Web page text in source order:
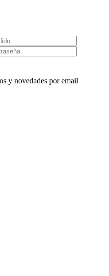
y novedades por email